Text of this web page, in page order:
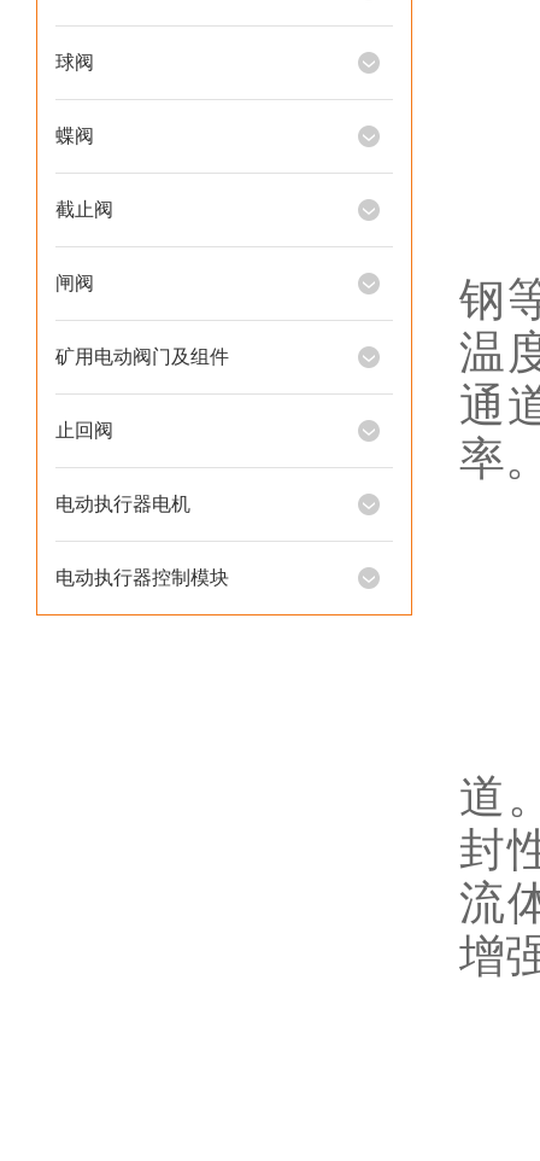
球阀
蝶阀
截止阀
闸阀
矿用电动阀门及组件
止回阀
电动执行器电机
电动执行器控制模块
钢
温
通
率
道
封
流
增